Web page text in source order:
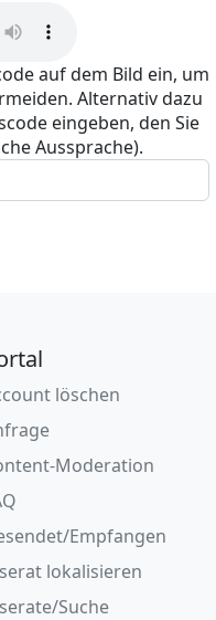
auf dem Bild ein, um
Alternativ dazu
eingeben, den Sie
Aussprache).
löschen
Moderation
Empfangen
lokalisieren
Suche